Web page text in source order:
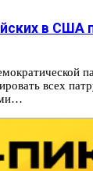
в США
всех